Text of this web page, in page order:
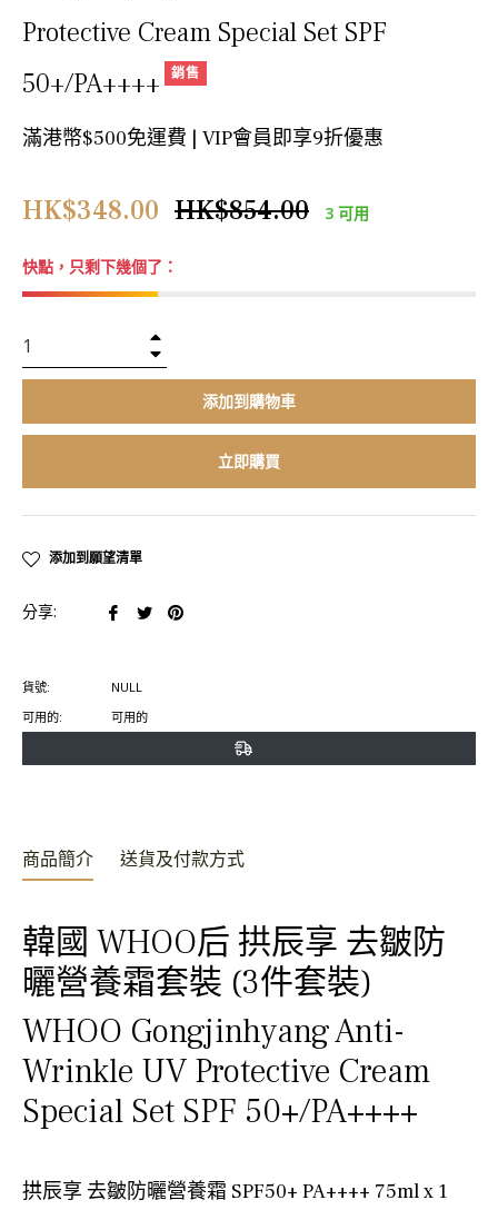
Protective Cream Special Set SPF
50+/PA++++
銷售
滿港幣$500免運費 | VIP會員即享9折優惠
HK$348.00
正
HK$854.00 3 可用
快點，只剩下幾個了：
添加到購物車
立即購買
添加到願望清單
分享:
在
上
分
在 在
貨號:
NULL
可用的:
可用的
商品簡介 送貨及付款方式
韓國 WHOO后 拱辰享 去皺防
曬營養霜套裝 (3件套裝)
WHOO Gongjinhyang Anti-
Wrinkle UV Protective Cream
Special Set SPF 50+/PA++++
拱辰享 去皺防曬營養霜 SPF50+ PA++++ 75ml x 1